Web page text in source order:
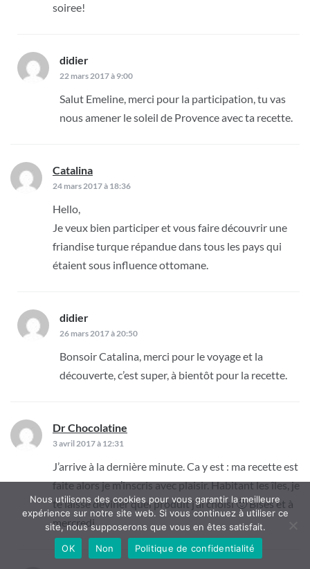
soiree!
didier
22 mars 2017 à 9:00
Salut Emeline, merci pour la participation, tu vas
nous amener le soleil de Provence avec ta recette.
Catalina
24 mars 2017 à 18:36
Hello,
Je veux bien participer et vous faire découvrir une
friandise turque répandue dans tous les pays qui
étaient sous influence ottomane.
didier
26 mars 2017 à 20:50
Bonsoir Catalina, merci pour le voyage et la
découverte, c’est super, à bientôt pour la recette.
Dr Chocolatine
3 avril 2017 à 12:31
J’arrive à la dernière minute. Ca y est : ma recette est
faite alors je m’inscris avec plaisir. Habitant les îles, je
te laisse deviner quel produit j’ai choisi 🙂 Bises et à
mercredi
Nous utilisons des cookies pour vous garantir la meilleure
expérience sur notre site web. Si vous continuez à utiliser ce
site, nous supposerons que vous en êtes satisfait.
OK
Non Politique de confidentialité